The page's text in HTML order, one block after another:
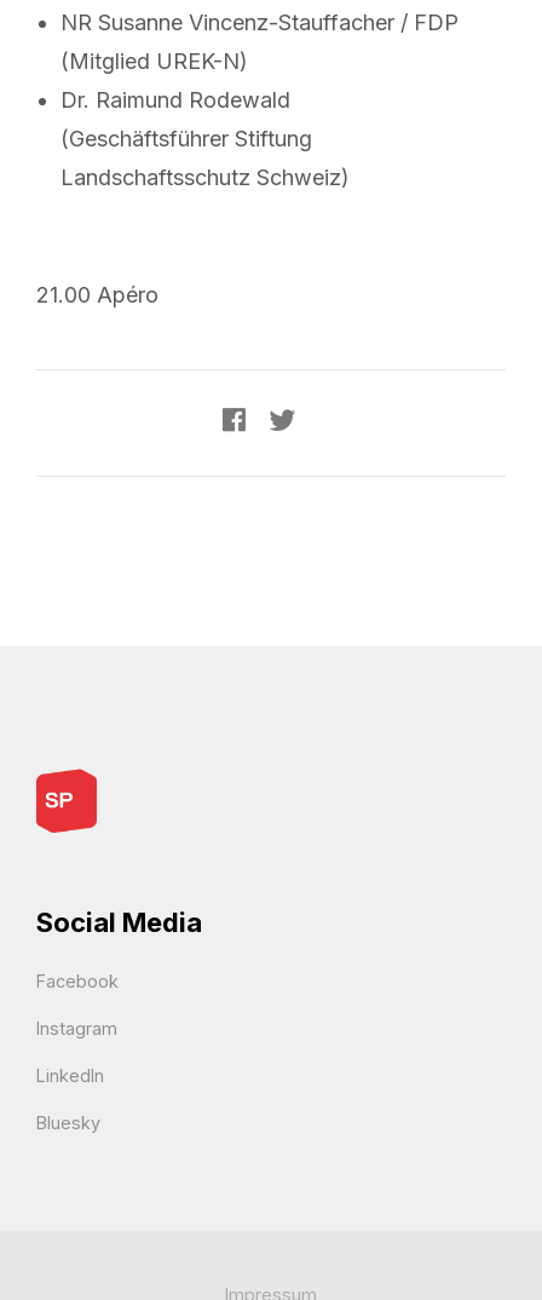
NR Susanne Vincenz-Stauffacher / FDP
(Mitglied UREK-N)
Dr. Raimund Rodewald
(Geschäftsführer Stiftung
Landschaftsschutz Schweiz)
21.00 Apéro
Social Media
Facebook
Instagram
LinkedIn
Bluesky
Impressum